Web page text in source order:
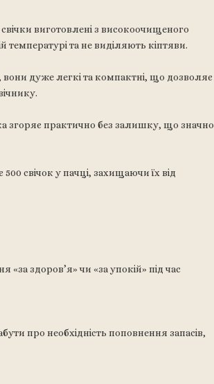
виготовлені з високоочищеного
та не виділяють кіптяви.
дуже легкі та компактні, що дозволяє
згоряє практично без залишку, що значно
свічок у пачці, захищаючи їх від
«за здоров’я» чи «за упокій» під час
про необхідність поповнення запасів,